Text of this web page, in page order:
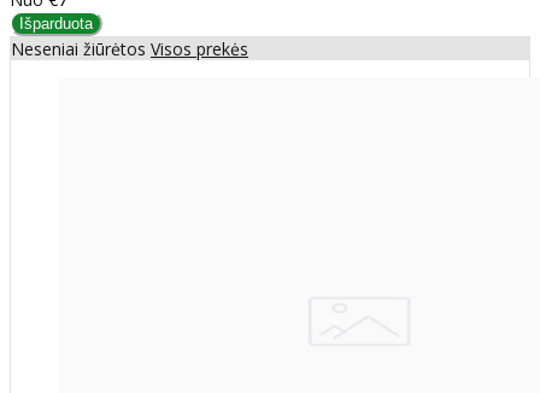
Neseniai žiūrėtos Visos prekės